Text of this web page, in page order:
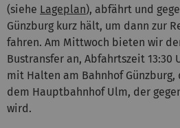
(siehe Lageplan), abfährt und
Günzburg kurz hält, um dann zur
fahren. Am Mittwoch bieten wir
Bustransfer an, Abfahrtszeit 13:30
mit Halten am Bahnhof
dem Hauptbahnhof Ulm, der
wird.